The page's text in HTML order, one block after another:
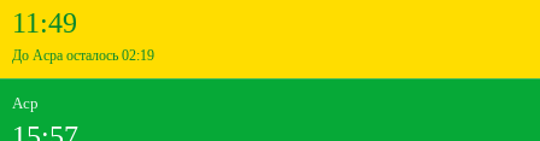
11:49
До Асра осталось 02:19
Аср